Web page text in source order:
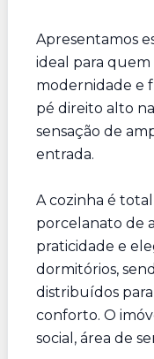
Apresentamos
ideal para
modernidade e
pé direito alto
sensação de
entrada.
A cozinha é
porcelanato de
praticidade e
dormitórios,
distribuídos
conforto. O
social, área de